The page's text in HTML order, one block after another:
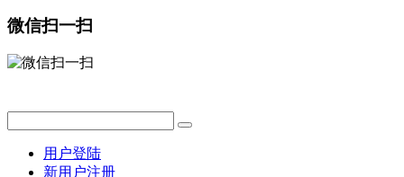
微信扫一扫
用户登陆
新用户注册